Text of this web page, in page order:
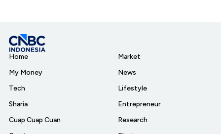
Home
My Money
Tech
Sharia
Cuap Cuap Cuan
Market
News
Lifestyle
Entrepreneur
Research